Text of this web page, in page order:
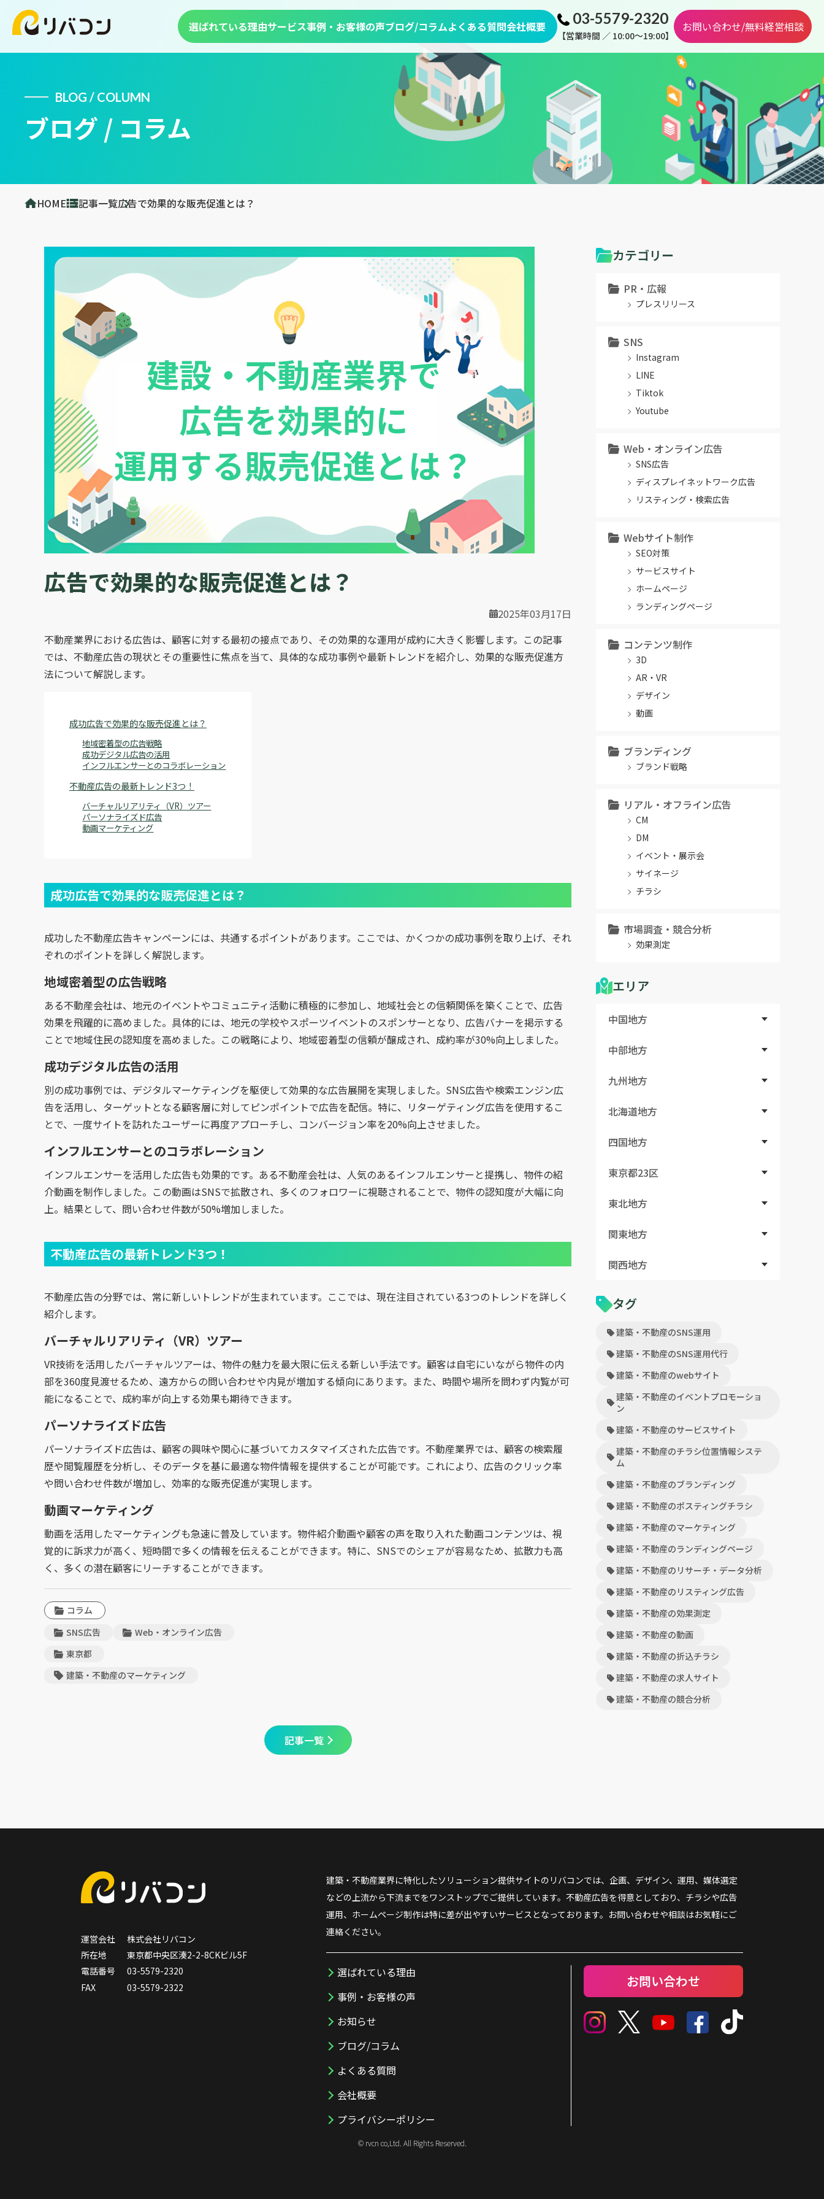
選ばれている理由サービス事例・お客様の声ブログ/コラムよくある質問会社概要 03-5579-2320
【営業時間 ／ 10:00～19:00】
お問い合わせ/無料経営相談
BLOG / COLUMN
ブログ / コラム
HOME 記事一覧広告で効果的な販売促進とは？
広告で効果的な販売促進とは？
2025年03月17日
不動産業界における広告は、顧客に対する最初の接点であり、その効果的な運用が成約に大きく影響します。この記事
では、不動産広告の現状とその重要性に焦点を当て、具体的な成功事例や最新トレンドを紹介し、効果的な販売促進方
法について解説します。
成功広告で効果的な販売促進とは？
地域密着型の広告戦略
成功デジタル広告の活用
インフルエンサーとのコラボレーション
不動産広告の最新トレンド3つ！
バーチャルリアリティ（VR）ツアー
パーソナライズド広告
動画マーケティング
成功広告で効果的な販売促進とは？
成功した不動産広告キャンペーンには、共通するポイントがあります。ここでは、かくつかの成功事例を取り上げ、それ
ぞれのポイントを詳しく解説します。
地域密着型の広告戦略
ある不動産会社は、地元のイベントやコミュニティ活動に積極的に参加し、地域社会との信頼関係を築くことで、広告
効果を飛躍的に高めました。具体的には、地元の学校やスポーツイベントのスポンサーとなり、広告バナーを掲示する
ことで地域住民の認知度を高めました。この戦略により、地域密着型の信頼が醸成され、成約率が30%向上しました。
成功デジタル広告の活用
別の成功事例では、デジタルマーケティングを駆使して効果的な広告展開を実現しました。SNS広告や検索エンジン広
告を活用し、ターゲットとなる顧客層に対してピンポイントで広告を配信。特に、リターゲティング広告を使用するこ
とで、一度サイトを訪れたユーザーに再度アプローチし、コンバージョン率を20%向上させました。
インフルエンサーとのコラボレーション
インフルエンサーを活用した広告も効果的です。ある不動産会社は、人気のあるインフルエンサーと提携し、物件の紹
介動画を制作しました。この動画はSNSで拡散され、多くのフォロワーに視聴されることで、物件の認知度が大幅に向
上。結果として、問い合わせ件数が50%増加しました。
不動産広告の最新トレンド3つ！
不動産広告の分野では、常に新しいトレンドが生まれています。ここでは、現在注目されている3つのトレンドを詳しく
紹介します。
バーチャルリアリティ（VR）ツアー
VR技術を活用したバーチャルツアーは、物件の魅力を最大限に伝える新しい手法です。顧客は自宅にいながら物件の内
部を360度見渡せるため、遠方からの問い合わせや内見が増加する傾向にあります。また、時間や場所を問わず内覧が可
能になることで、成約率が向上する効果も期待できます。
パーソナライズド広告
パーソナライズド広告は、顧客の興味や関心に基づいてカスタマイズされた広告です。不動産業界では、顧客の検索履
歴や閲覧履歴を分析し、そのデータを基に最適な物件情報を提供することが可能です。これにより、広告のクリック率
や問い合わせ件数が増加し、効率的な販売促進が実現します。
動画マーケティング
動画を活用したマーケティングも急速に普及しています。物件紹介動画や顧客の声を取り入れた動画コンテンツは、視
覚的に訴求力が高く、短時間で多くの情報を伝えることができます。特に、SNSでのシェアが容易なため、拡散力も高
く、多くの潜在顧客にリーチすることができます。
コラム
SNS広告
Web・オンライン広告
東京都
建築・不動産のマーケティング
記事一覧
カテゴリー
PR・広報
プレスリリース
SNS
Instagram
LINE
Tiktok
Youtube
Web・オンライン広告
SNS広告
ディスプレイネットワーク広告
リスティング・検索広告
Webサイト制作
SEO対策
サービスサイト
ホームページ
ランディングページ
コンテンツ制作
3D
AR・VR
デザイン
動画
ブランディング
ブランド戦略
リアル・オフライン広告
CM
DM
イベント・展示会
サイネージ
チラシ
市場調査・競合分析
効果測定
エリア
中国地方
中部地方
九州地方
北海道地方
四国地方
東京都23区
東北地方
関東地方
関西地方
タグ
建築・不動産のSNS運用
建築・不動産のSNS運用代行
建築・不動産のwebサイト
建築・不動産のイベントプロモーショ
ン
建築・不動産のサービスサイト
建築・不動産のチラシ位置情報システ
ム
建築・不動産のブランディング
建築・不動産のポスティングチラシ
建築・不動産のマーケティング
建築・不動産のランディングページ
建築・不動産のリサーチ・データ分析
建築・不動産のリスティング広告
建築・不動産の効果測定
建築・不動産の動画
建築・不動産の折込チラシ
建築・不動産の求人サイト
建築・不動産の競合分析
運営会社
株式会社リバコン
所在地
東京都中央区湊2-2-8CKビル5F
電話番号
03-5579-2320
FAX
03-5579-2322
建築・不動産業界に特化したソリューション提供サイトのリバコンでは、企画、デザイン、運用、媒体選定
などの上流から下流までをワンストップでご提供しています。不動産広告を得意としており、チラシや広告
運用、ホームページ制作は特に差が出やすいサービスとなっております。お問い合わせや相談はお気軽にご
連絡ください。
選ばれている理由
事例・お客様の声
お知らせ
ブログ/コラム
よくある質問
会社概要
プライバシーポリシー
お問い合わせ
© rvcn co,Ltd. All Rights Reserved.